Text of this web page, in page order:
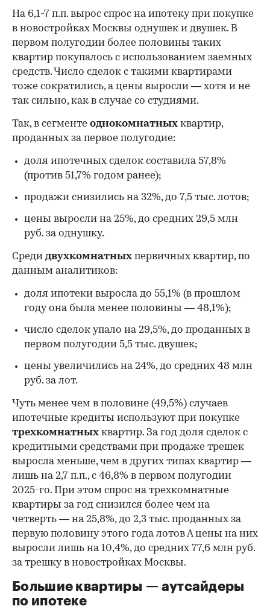
На 6,1-7 п.п. вырос спрос на ипотеку при покупке
в новостройках Москвы однушек и двушек. В
первом полугодии более половины таких
квартир покупалось с использованием заемных
средств. Число сделок с такими квартирами
тоже сократились, а цены выросли — хотя и не
так сильно, как в случае со студиями.
Так, в сегменте однокомнатных квартир,
проданных за первое полугодие:
доля ипотечных сделок составила 57,8%
(против 51,7% годом ранее);
продажи снизились на 32%, до 7,5 тыс. лотов;
цены выросли на 25%, до средних 29,5 млн
руб. за однушку.
Среди двухкомнатных первичных квартир, по
данным аналитиков:
доля ипотеки выросла до 55,1% (в прошлом
году она была менее половины — 48,1%);
число сделок упало на 29,5%, до проданных в
первом полугодии 5,5 тыс. двушек;
цены увеличились на 24%, до средних 48 млн
руб. за лот.
Чуть менее чем в половине (49,5%) случаев
ипотечные кредиты используют при покупке
трехкомнатных квартир. За год доля сделок с
кредитными средствами при продаже трешек
выросла меньше, чем в других типах квартир —
лишь на 2,7 п.п., с 46,8% в первом полугодии
2025-го. При этом спрос на трехкомнатные
квартиры за год снизился более чем на
четверть — на 25,8%, до 2,3 тыс. проданных за
первую половину этого года лотов А цены на них
выросли лишь на 10,4%, до средних 77,6 млн руб.
за трешку в новостройках Москвы.
Большие квартиры — аутсайдеры
по ипотеке